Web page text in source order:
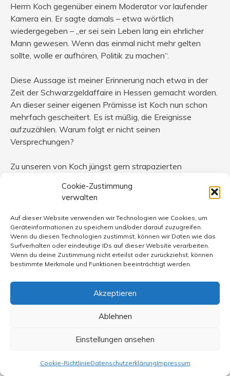
Cookie-Zustimmung
verwalten
Auf dieser Website verwenden wir Technologien wie Cookies, um
Geräteinformationen zu speichern und/oder darauf zuzugreifen.
Wenn du diesen Technologien zustimmst, können wir Daten wie das
Surfverhalten oder eindeutige IDs auf dieser Website verarbeiten.
Wenn du deine Zustimmung nicht erteilst oder zurückziehst, können
bestimmte Merkmale und Funktionen beeinträchtigt werden.
Akzeptieren
Ablehnen
Einstellungen ansehen
Cookie-RichtlinieDatenschutzerklärungImpressum
Herrn Koch gegenüber einem Moderator vor laufender
Kamera ein. Er sagte damals – etwa wörtlich
wiedergegeben – „er sei sein Leben lang ein ehrlicher
Mann gewesen. Wenn das einmal nicht mehr gelten
sollte, wolle er aufhören, Politik zu machen“.
Diese Aussage ist meiner Erinnerung nach etwa in der
Zeit der Schwarzgeldaffaire in Hessen gemacht worden.
An dieser seiner eigenen Prämisse ist Koch nun schon
mehrfach gescheitert. Es ist müßig, die Ereignisse
aufzuzählen. Warum folgt er nicht seinen
Versprechungen?
Zu unseren von Koch jüngst gern strapazierten
kurze Beine“. In Abwandlung einer Rede von Heiner
Geisler im Bundestag vor vielen Jahren (dem SPD-
Politiker Vogel gegenüber) könnte man ergänzen :
„Kürzer sind dem Koch seine“. Hoffentlich macht ihm der
Wähler jetzt bald Beine, auf dass dieser politische
Marktschreier in der ihm angemessenen Versenkung
verschwindet.
sagt:
Werde es versuchen!Aber ob es mir gelingt?